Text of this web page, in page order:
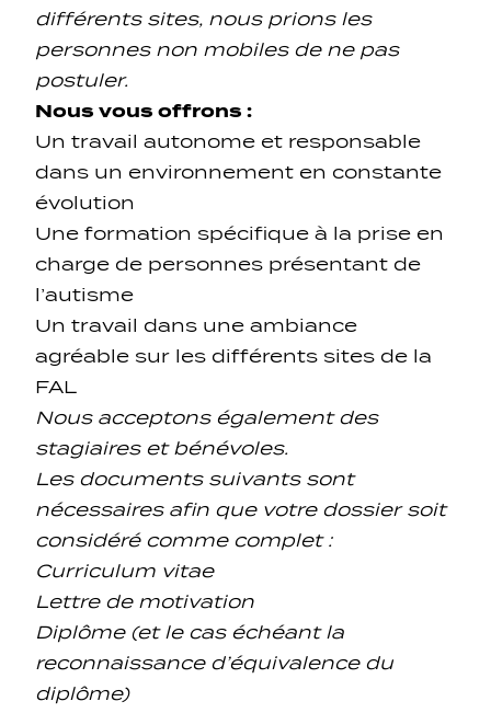
différents sites, nous prions les
personnes non mobiles de ne pas
postuler.
Nous vous offrons :
Un travail autonome et responsable
dans un environnement en constante
évolution
Une formation spécifique à la prise en
charge de personnes présentant de
l’autisme
Un travail dans une ambiance
agréable sur les différents sites de la
FAL
Nous acceptons également des
stagiaires et bénévoles.
Les documents suivants sont
nécessaires afin que votre dossier soit
considéré comme complet :
Curriculum vitae
Lettre de motivation
Diplôme (et le cas échéant la
reconnaissance d’équivalence du
diplôme)